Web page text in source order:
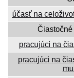
účasť na
pracujúci na
pracujúci na